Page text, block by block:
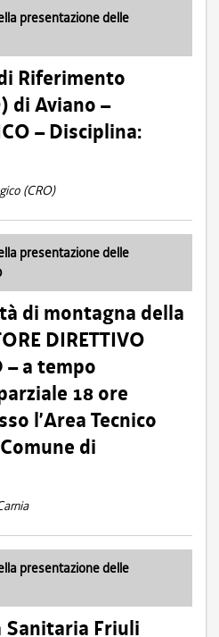
presentazione delle
Riferimento
di Aviano –
– Disciplina:
(CRO)
presentazione delle
di montagna della
DIRETTIVO
– a tempo
18 ore
l’Area Tecnico
di
presentazione delle
Sanitaria Friuli